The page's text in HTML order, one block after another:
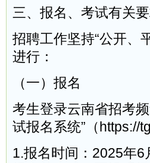
三、报名、考试有关
招聘工作坚持“公开、
进行：
（一）报名
考生登录云南省招考
试报名系统”（https://
1.报名时间：2025年